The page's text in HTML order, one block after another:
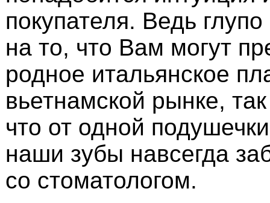
покупателя. Ведь
на то, что Вам могут
родное итальянское
вьетнамской рынке,
что от одной
наши зубы навсегда
со стоматологом.